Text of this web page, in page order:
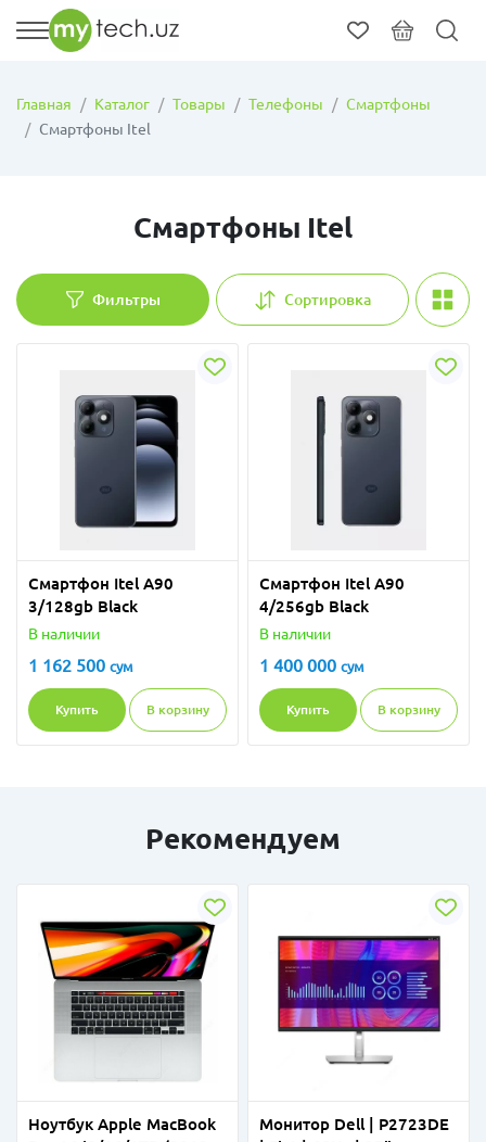
Главная Каталог Товары Телефоны
Смартфоны
Смартфоны Itel
Смартфоны Itel
Фильтры Сортировка
Смартфон Itel A90
3/128gb Black
В наличии
1 162 500 сум
Купить В корзину
Смартфон Itel A90
4/256gb Black
В наличии
1 400 000 сум
Купить В корзину
Рекомендуем
Ноутбук Apple MacBook
Монитор Dell | P2723DE